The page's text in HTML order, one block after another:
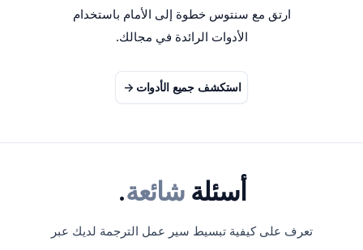
ارتق مع سنتوس خطوة إلى الأمام باستخدام
الأدوات الرائدة في مجالك.
استكشف جميع الأدوات ->
أسئلةشائعة.
تعرف على كيفية تبسيط سير عمل الترجمة لديك عبر